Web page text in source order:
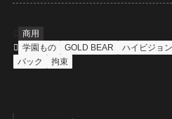
商用
学園もの
GOLD BEAR ハイビジョン
バック
拘束